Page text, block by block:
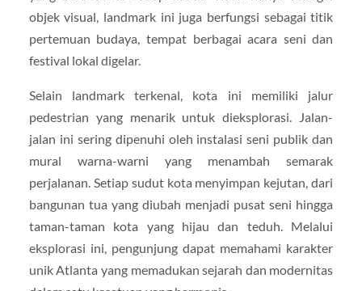
objek visual, landmark ini juga berfungsi sebagai titik
pertemuan budaya, tempat berbagai acara seni dan
festival lokal digelar.
Selain landmark terkenal, kota ini memiliki jalur
pedestrian yang menarik untuk dieksplorasi. Jalan-
jalan ini sering dipenuhi oleh instalasi seni publik dan
mural warna-warni yang menambah semarak
perjalanan. Setiap sudut kota menyimpan kejutan, dari
bangunan tua yang diubah menjadi pusat seni hingga
taman-taman kota yang hijau dan teduh. Melalui
eksplorasi ini, pengunjung dapat memahami karakter
unik Atlanta yang memadukan sejarah dan modernitas